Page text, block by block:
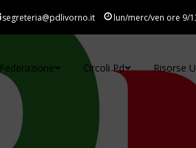
segreteria@pdlivorno.it lun/merc/ven ore 9/
Federazione Circoli Pd Risorse